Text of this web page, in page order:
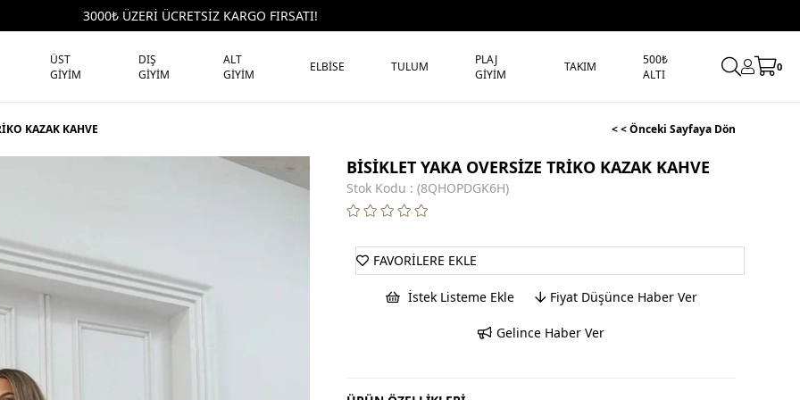
3000₺ ÜZERİ ÜCRETSİZ KARGO FIRSATI!
ÜST
GİYİM
DIŞ
GİYİM
ALT
GİYİM
ELBİSE TULUM
PLAJ
GİYİM
TAKIM
500₺
ALTI
0
KAZAK KAHVE < < Önceki Sayfaya Dön
BİSİKLET YAKA OVERSİZE TRİKO KAZAK KAHVE
Stok Kodu (8QHOPDGK6H)
FAVORILERE EKLE
İstek Listeme Ekle Fiyat Düşünce Haber Ver
Gelince Haber Ver